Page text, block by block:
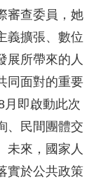
審查委員，她
義擴張、數位
展所帶來的人
同面對的重要
即啟動此次
、民間團體交
未來，國家人
實於公共政策